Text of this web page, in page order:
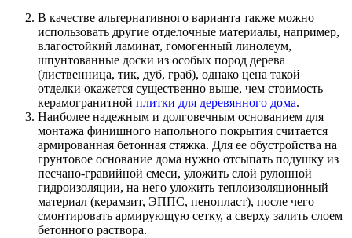
В качестве альтернативного варианта также можно
использовать другие отделочные материалы, например,
влагостойкий ламинат, гомогенный линолеум,
шпунтованные доски из особых пород дерева
(лиственница, тик, дуб, граб), однако цена такой
отделки окажется существенно выше, чем стоимость
керамогранитной плитки для деревянного дома.
Наиболее надежным и долговечным основанием для
монтажа финишного напольного покрытия считается
армированная бетонная стяжка. Для ее обустройства на
грунтовое основание дома нужно отсыпать подушку из
песчано-гравийной смеси, уложить слой рулонной
гидроизоляции, на него уложить теплоизоляционный
материал (керамзит, ЭППС, пенопласт), после чего
смонтировать армирующую сетку, а сверху залить слоем
бетонного раствора.